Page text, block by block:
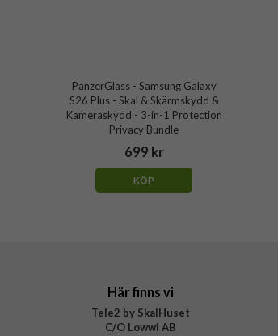
PanzerGlass - Samsung Galaxy
S26 Plus - Skal & Skärmskydd &
Kameraskydd - 3-in-1 Protection
Privacy Bundle
699 kr
KÖP
Här finns vi
Tele2 by SkalHuset
C/O Lowwi AB